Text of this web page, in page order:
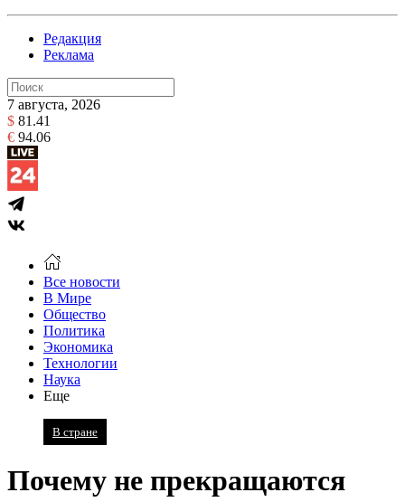
Редакция
Реклама
7 августа, 2026
$ 81.41
€ 94.06
Все новости
В Мире
Общество
Политика
Экономика
Технологии
Наука
Еще
В стране
Почему не прекращаются